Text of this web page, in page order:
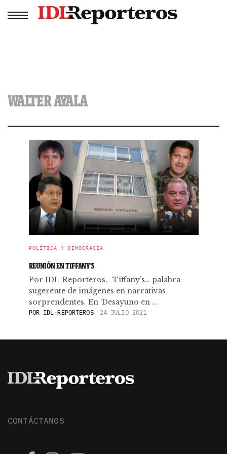
WALTER AYALA
POLÍTICA Y DEMOCRACIA
REUNIÓN EN TIFFANY’S
Por IDL-Reporteros.- Tiffany’s… palabra
sugerente de imágenes en narrativas
sorprendentes. En ‘Desayuno en ...
POR IDL-REPORTEROS 24 JULIO 2021
CONTÁCTANOS